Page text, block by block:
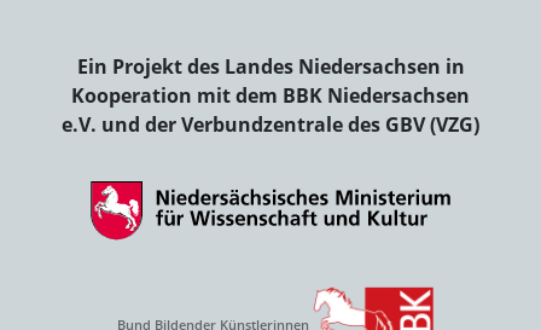
Ein Projekt des Landes Niedersachsen in
Kooperation mit dem BBK Niedersachsen
e.V. und der Verbundzentrale des GBV (VZG)
Bund Bildender Künstlerinnen